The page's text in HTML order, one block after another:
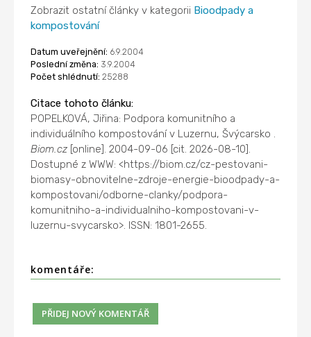
Zobrazit ostatní články v kategorii Bioodpady a
kompostování
Datum uveřejnění: 6.9.2004
Poslední změna: 3.9.2004
Počet shlédnutí: 25288
Citace tohoto článku:
POPELKOVÁ, Jiřina: Podpora komunitního a
individuálního kompostování v Luzernu, Švýcarsko .
Biom.cz [online]. 2004-09-06 [cit. 2026-08-10].
Dostupné z WWW: <https://biom.cz/cz-pestovani-
biomasy-obnovitelne-zdroje-energie-bioodpady-a-
kompostovani/odborne-clanky/podpora-
komunitniho-a-individualniho-kompostovani-v-
luzernu-svycarsko>. ISSN: 1801-2655.
komentáře: